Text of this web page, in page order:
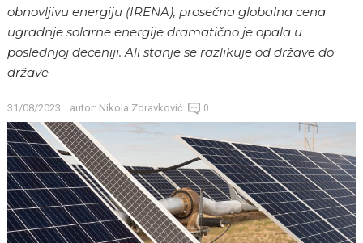
obnovljivu energiju (IRENA), prosečna globalna cena
ugradnje solarne energije dramatično je opala u
poslednjoj deceniji. Ali stanje se razlikuje od države do
države
31/08/2023 autor: Nikola Zdravković 0